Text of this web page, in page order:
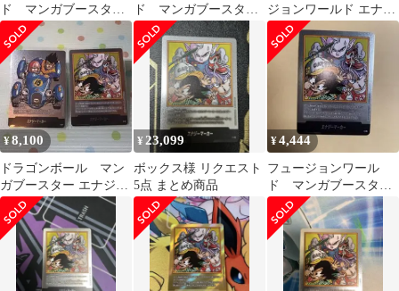
ド マンガブースター
02 37巻 銀エナジーマ
ーカー e-85
ド マンガブースター
02 37巻 銀エナジーマ
ーカー e-85
ジョンワールド エナジ
ーマーカー 4枚セット
¥8,100
ドラゴンボール マン
ガブースター エナジー
マーカー銀セット
¥ 23,099
ボックス様 リクエスト
5点 まとめ商品
¥4,444
フュージョンワール
ド マンガブースター
02 37巻 銀エナジーマ
ーカー e-85